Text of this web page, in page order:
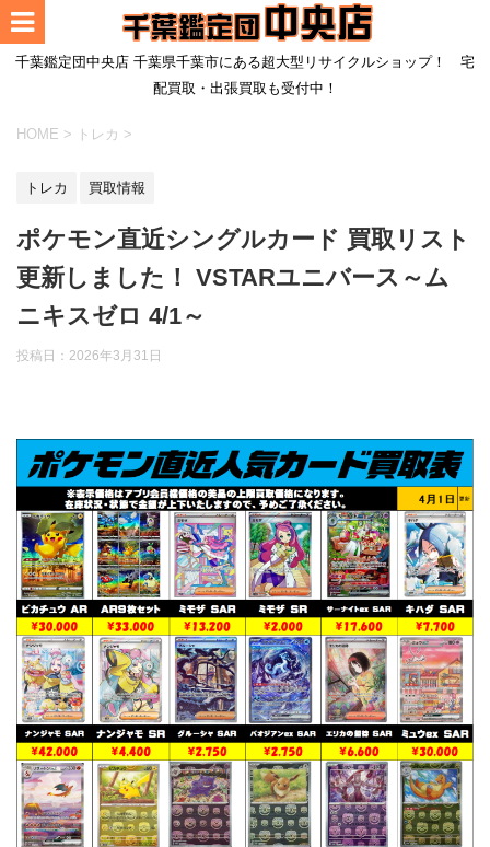
千葉鑑定団中央店 千葉県千葉市にある超大型リサイクルショップ！ 宅
配買取・出張買取も受付中！
HOME > トレカ >
トレカ 買取情報
ポケモン直近シングルカード 買取リスト
更新しました！ VSTARユニバース～ム
ニキスゼロ 4/1～
投稿日： 2026年3月31日